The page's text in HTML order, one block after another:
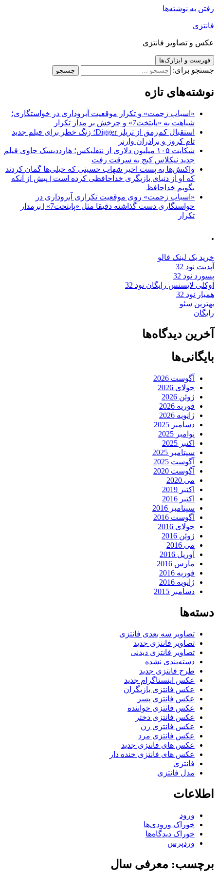
رفتن به نوشته‌ها
فانتزی
عکس و تصاویر فانتزی
فهرست و ابزارک‌ها
جستجو برای:
نوشته‌های تازه
«اسباب زحمت» و تکرار موقعیت آبروداری در خواستگاری؛
شباهت به «پایتخت7» و چرخش بر مدار تکرار
استقبال کم‌رمق از تریلر Digger؛ زنگ خطر برای فیلم جدید
تام کروز و برادران وارنر
شکایت ۱۰۵ میلیون دلاری از نتفلیکس؛ هارددیسک حاوی فیلم
جدید نیکلاس کیج به سرقت رفت
واکنش‌ها به پست اخیر شهاب حسینی که خیلی‌ها گمان کردند
که او از دنیای بازیگری خداحافظی کرده است | پیش از آنکه
بگویم خداحافظ
«اسباب زحمت» روی موقعیت تکراری آبروداری در
خواستگاری دست گذاشته دقیقا مثل «پایتخت7» | برمدار
تکرار
.
خرید بک لینک فالو
آپدیت نود 32
پسورد نود 32
اوکلی لایسنس رایگان نود 32
همیار نود 32
بهترین سئو
رایگان
آخرین دیدگاه‌ها
بایگانی‌ها
آگوست 2026
جولای 2026
ژوئن 2026
فوریه 2026
ژانویه 2026
دسامبر 2025
نوامبر 2025
اکتبر 2025
سپتامبر 2025
آگوست 2025
آگوست 2020
می 2020
اکتبر 2019
اکتبر 2016
سپتامبر 2016
آگوست 2016
جولای 2016
ژوئن 2016
می 2016
آوریل 2016
مارس 2016
فوریه 2016
ژانویه 2016
دسامبر 2015
دسته‌ها
تصاویر سه بعدی فانتزی
تصاویر فانتزی جدید
تصاویر فانتزی دیدنی
دسته‌بندی نشده
طرح فانتزی جدید
عکس اینستاگرام جدید
عکس فانتزی بازیگران
عکس فانتزی پسر
عکس فانتزی خواننده
عکس فانتزی دختر
عکس فانتزی زن
عکس فانتزی مرد
عکس های فانتزی جدید
عکس های فانتزی خنده دار
فانتزی
مدل فانتزی
اطلاعات
ورود
خوراک ورودی‌ها
خوراک دیدگاه‌ها
وردپرس
برچسب: معرفی سال